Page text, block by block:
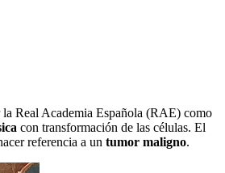
Real Academia Española (RAE) como
con transformación de las células. El
referencia a un tumor maligno.